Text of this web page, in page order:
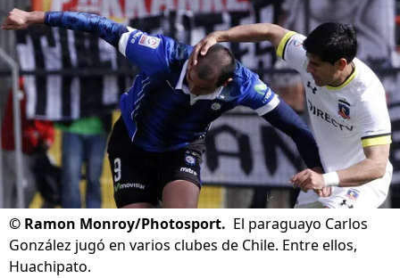
© Ramon Monroy/Photosport. El paraguayo Carlos
González jugó en varios clubes de Chile. Entre ellos,
Huachipato.